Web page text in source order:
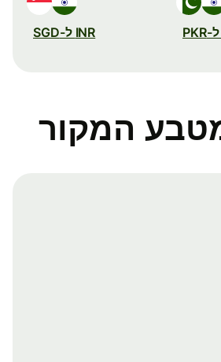
INR ל-SGD
המקור